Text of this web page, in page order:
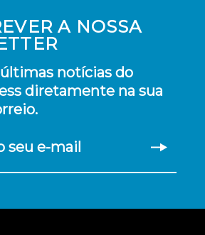
A NOSSA
últimas notícias do
diretamente na sua
seu e-mail